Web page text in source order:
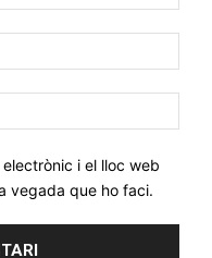
web:
i el lloc web
vegada que ho faci.